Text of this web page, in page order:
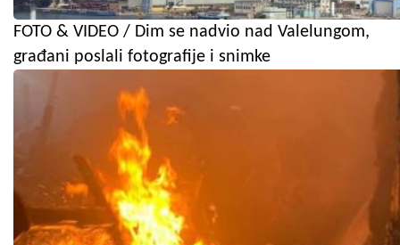
FOTO & VIDEO / Dim se nadvio nad Valelungom,
građani poslali fotografije i snimke